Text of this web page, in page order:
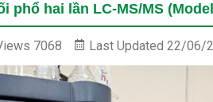
phổ hai lần LC-MS/MS
7068 Last Updated 22/06/